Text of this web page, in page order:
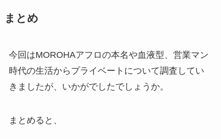
まとめ
今回はMOROHAアフロの本名や血液型、営業マン
時代の生活からプライベートについて調査してい
きましたが、いかがでしたでしょうか。
まとめると、